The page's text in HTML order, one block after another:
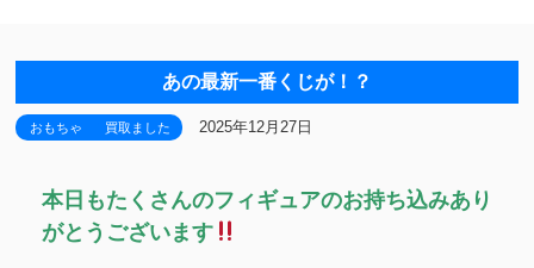
あの最新一番くじが！？
おもちゃ 買取ました 2025年12月27日
本日もたくさんのフィギュアのお持ち込みあり
がとうございます